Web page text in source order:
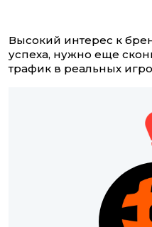
Высокий интерес к
успеха, нужно еще
трафик в реальных